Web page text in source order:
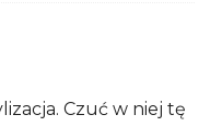
Czuć w niej tę